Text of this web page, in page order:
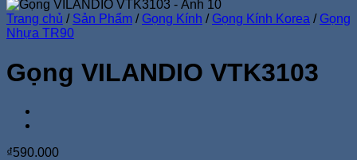
Trang chủ / Sản Phẩm / Gọng Kính / Gọng Kính Korea / Gọng
Nhựa TR90
Gọng VILANDIO VTK3103
₫590.000